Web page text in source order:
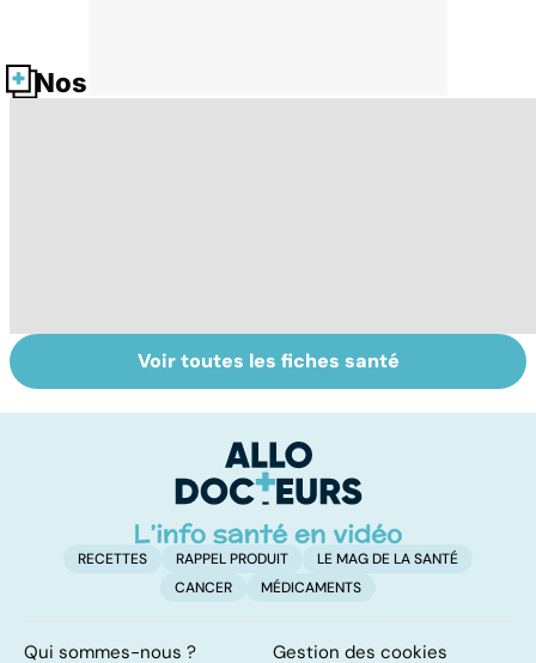
Nos fiches santé
Le tramadol, un
médicament à
Un rhume, ça se
soigne ?
Voir toutes les fiches santé
RECETTES RAPPEL PRODUIT
LE MAG DE LA SANTÉ
CANCER
MÉDICAMENTS
Qui sommes-nous ? Gestion des cookies